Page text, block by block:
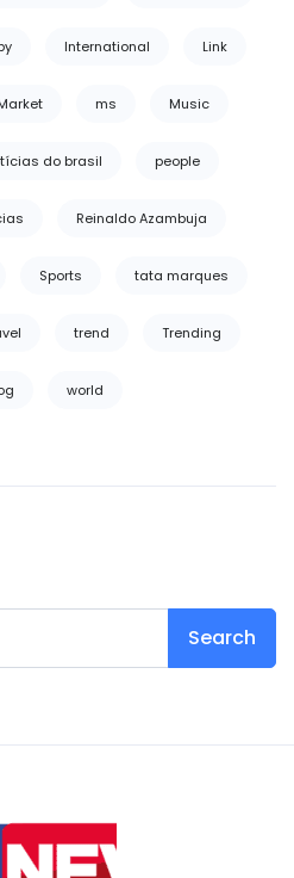
International Link
ms Music
do brasil people
Reinaldo Azambuja
Sports tata marques
trend Trending
world